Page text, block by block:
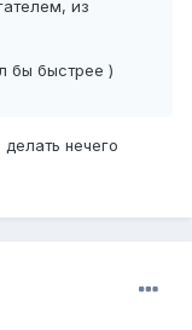
из
бы быстрее )
нечего